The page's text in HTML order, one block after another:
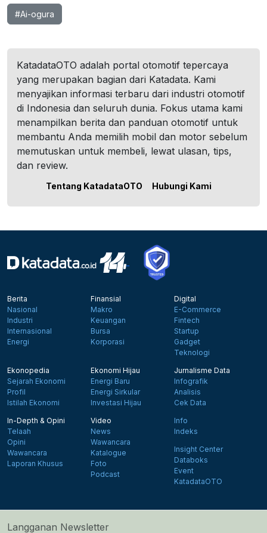
#Ai-ogura
KatadataOTO adalah portal otomotif tepercaya
yang merupakan bagian dari Katadata. Kami
menyajikan informasi terbaru dari industri otomotif
di Indonesia dan seluruh dunia. Fokus utama kami
menampilkan berita dan panduan otomotif untuk
membantu Anda memilih mobil dan motor sebelum
memutuskan untuk membeli, lewat ulasan, tips,
dan review.
Tentang KatadataOTO Hubungi Kami
Berita
Nasional
Industri
Internasional
Energi
Finansial
Makro
Keuangan
Bursa
Korporasi
Digital
E-Commerce
Fintech
Startup
Gadget
Teknologi
Ekonopedia
Sejarah Ekonomi
Profil
Istilah Ekonomi
Ekonomi Hijau
Energi Baru
Energi Sirkular
Investasi Hijau
Jurnalisme Data
Infografik
Analisis
Cek Data
In-Depth & Opini
Telaah
Opini
Wawancara
Laporan Khusus
Video
News
Wawancara
Katalogue
Foto
Podcast
Info
Indeks
Insight Center
Databoks
Event
KatadataOTO
Langganan Newsletter